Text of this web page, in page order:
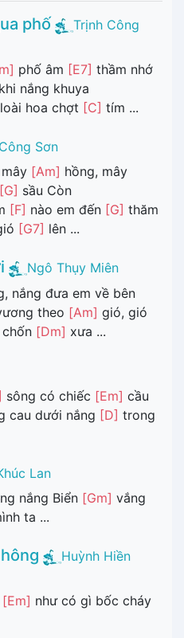
phố
Trịnh Công
phố âm [E7] thầm nhớ
khi nắng khuya
hoa chợt [C] tím ...
Sơn
[Am] hồng, mây
[G] sầu Còn
[F] nào em đến [G] thăm
[G7] lên ...
Ngô Thụy Miên
nắng đưa em về bên
theo [Am] gió, gió
[Dm] xưa ...
sông có chiếc [Em] cầu
cau dưới nắng [D] trong
Lan
nắng Biển [Gm] vắng
ta ...
Huỳnh Hiền
[Em] như có gì bốc cháy